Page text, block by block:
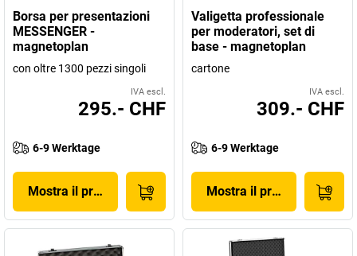
Borsa per presentazioni
MESSENGER -
magnetoplan
con oltre 1300 pezzi singoli
IVA escl.
295.- CHF
6-9 Werktage
Mostra il prodotto
Valigetta professionale
per moderatori, set di
base - magnetoplan
cartone
IVA escl.
309.- CHF
6-9 Werktage
Mostra il prodotto